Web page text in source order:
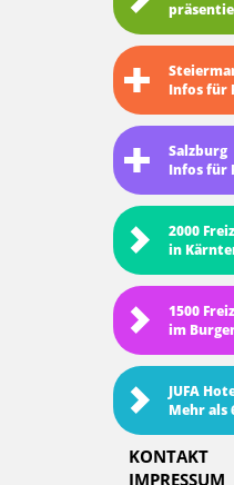
Infos für
Salzburg
Infos für
2000
in
1500
im
JUFA
Mehr als
KONTAKT
IMPRESSUM